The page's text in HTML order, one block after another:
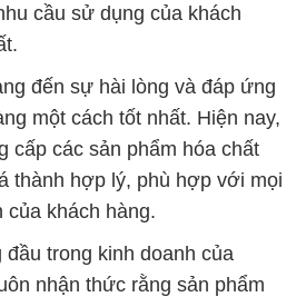
cầu sử dụng của khách
đến sự hài lòng và đáp ứng
một cách tốt nhất. Hiện nay,
cấp các sản phẩm hóa chất
thành hợp lý, phù hợp với mọi
của khách hàng.
trong kinh doanh của
nhận thức rằng sản phẩm